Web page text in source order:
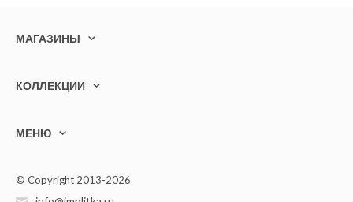
МАГАЗИНЫ
КОЛЛЕКЦИИ
МЕНЮ
© Copyright 2013-2026